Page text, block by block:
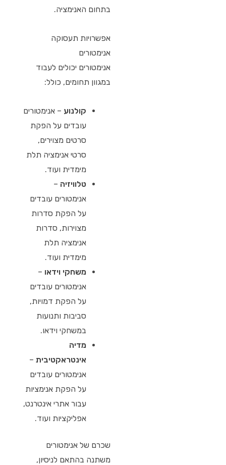
בתחום האנימציה.
אפשרויות תעסוקה
אנימטורים
אנימטורים יכולים לעבוד
במגוון תחומים, כולל:
קולנוע – אנימטורים
עובדים על הפקת
סרטים מצוירים,
סרטי אנימציה תלת
מימדית ועוד.
טלוויזיה –
אנימטורים עובדים
על הפקת סדרות
מצוירות, סדרות
אנימציה תלת
מימדית ועוד.
משחקי וידאו –
אנימטורים עובדים
על הפקת דמויות,
סביבות ותנועות
במשחקי וידאו.
מדיה
אינטראקטיבית –
אנימטורים עובדים
על הפקת אנימציות
עבור אתרי אינטרנט,
אפליקציות ועוד.
שכרם של אנימטורים
משתנה בהתאם לניסיון,